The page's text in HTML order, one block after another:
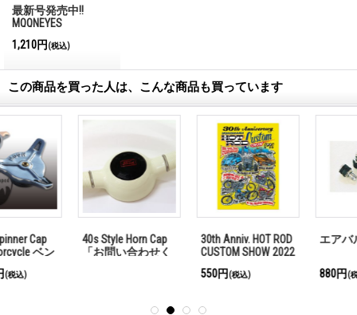
最新号発売中!!
MQQNEYES
Magazine No.28 2026
1,210円 (税込)
この商品を買った人は、こんな商品も買っています
40s Style Horn Cap
「お問い合わせく
30th Anniv. HOT ROD
CUSTOM SHOW 2022
エアバルブ ステム
880円